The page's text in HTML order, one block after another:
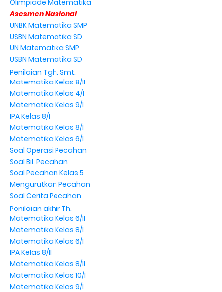
Olimpiade Matematika
Asesmen Nasional
UNBK Matematika SMP
USBN Matematika SD
UN Matematika SMP
USBN Matematika SD
Penilaian Tgh. Smt.
Matematika Kelas 8/II
Matematika Kelas 4/I
Matematika Kelas 9/I
IPA Kelas 8/I
Matematika Kelas 8/I
Matematika Kelas 6/I
Soal Operasi Pecahan
Soal Bil. Pecahan
Soal Pecahan Kelas 5
Mengurutkan Pecahan
Soal Cerita Pecahan
Penilaian akhir Th.
Matematika Kelas 6/II
Matematika Kelas 8/I
Matematika Kelas 6/I
IPA Kelas 8/II
Matematika Kelas 8/II
Matematika Kelas 10/I
Matematika Kelas 9/I